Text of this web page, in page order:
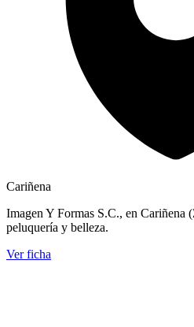
Cariñena
Imagen Y Formas S.C., en Cariñena
peluquería y belleza.
Ver ficha